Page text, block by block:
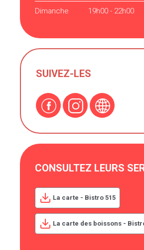
Dimanche 19h00 - 22h00
SUIVEZ-LES
CONSULTEZ LEURS
La carte - Bistro 515
La carte des boissons -